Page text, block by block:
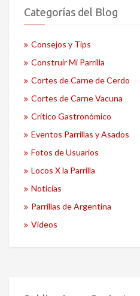
Categorías del Blog
Consejos y Tips
Construir Mi Parrilla
Cortes de Carne de Cerdo
Cortes de Carne Vacuna
Crítico Gastronómico
Eventos Parrillas y Asados
Fotos de Usuarios
Locos X la Parrilla
Noticias
Parrillas de Argentina
Videos